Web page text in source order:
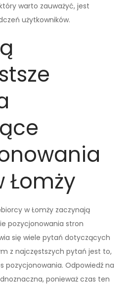
warto zauważyć, jest
użytkowników.
Łomży
w Łomży zaczynają
pozycjonowania stron
się wiele pytań dotyczących
z najczęstszych pytań jest to,
pozycjonowania. Odpowiedź na
ponieważ czas ten